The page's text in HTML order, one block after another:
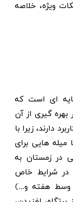
ویژه، خلاصه
ای است که
بهره گیری از آن
دارند، زیرا با
میله هایی برای
در زمستان به
در شرایط خاص
وسط هفته و...)